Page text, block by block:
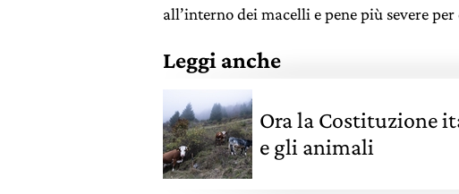
all’interno dei macelli e pene più severe
Leggi anche
Ora la Costituzione
e gli animali